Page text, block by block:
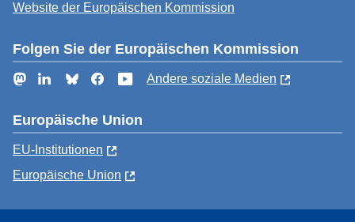
Website der Europäischen Kommission
Folgen Sie der Europäischen Kommission
MastodonLinkedInBlueskyFacebookYouTube
Andere soziale Medien
Europäische Union
EU-Institutionen
Europäische Union